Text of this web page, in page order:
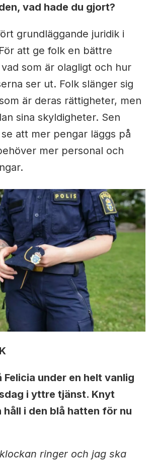
vad hade du gjort?
grundläggande juridik i
att ge folk en bättre
som är olagligt och hur
ser ut. Folk slänger sig
är deras rättigheter, men
sina skyldigheter. Sen
att mer pengar läggs på
mer personal och
Felicia under en helt vanlig
i yttre tjänst. Knyt
håll i den blå hatten för nu
ringer och jag ska